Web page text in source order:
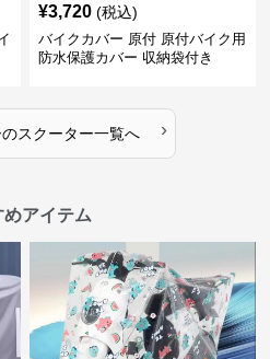
¥3,720 (税込)
バイクカバー 原付 原付バイク用
防水保護カバー 収納袋付き
のスクーター一覧へ ›
アイテム